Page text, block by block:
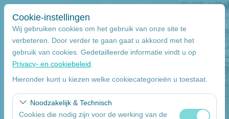
Cookie-instellingen
Wij gebruiken cookies om het gebruik van onze site te
verbeteren. Door verder te gaan gaat u akkoord met het
gebruik van cookies. Gedetailleerde informatie vindt u op
Privacy- en cookiebeleid
Hieronder kunt u kiezen welke cookiecategorieën u toestaat.
Noodzakelijk & Technisch
Cookies die nodig zijn voor de werking van de
Pickup Locatie
Mersin
Wilt u de auto inleveren op een ander locatie